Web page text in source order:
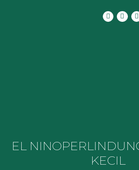
EL NINO
KECIL